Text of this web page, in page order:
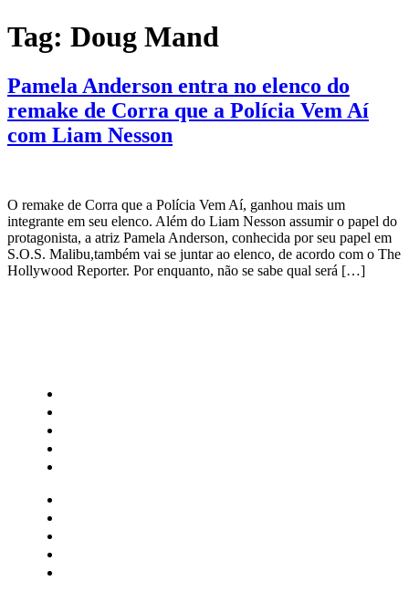
Tag: Doug Mand
Pamela Anderson entra no elenco do
remake de Corra que a Polícia Vem Aí
com Liam Nesson
O remake de Corra que a Polícia Vem Aí, ganhou mais um
integrante em seu elenco. Além do Liam Nesson assumir o papel do
protagonista, a atriz Pamela Anderson, conhecida por seu papel em
S.O.S. Malibu,também vai se juntar ao elenco, de acordo com o The
Hollywood Reporter. Por enquanto, não se sabe qual será […]